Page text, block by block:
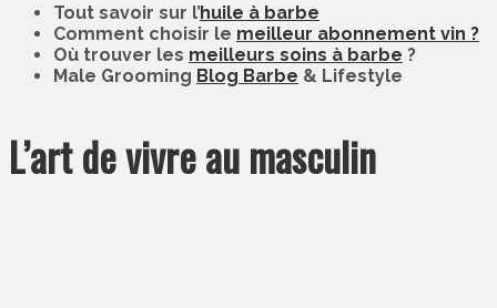
Tout savoir sur l’huile à barbe
Comment choisir le meilleur abonnement vin ?
Où trouver les meilleurs soins à barbe ?
Male Grooming Blog Barbe & Lifestyle
L’art de vivre au masculin